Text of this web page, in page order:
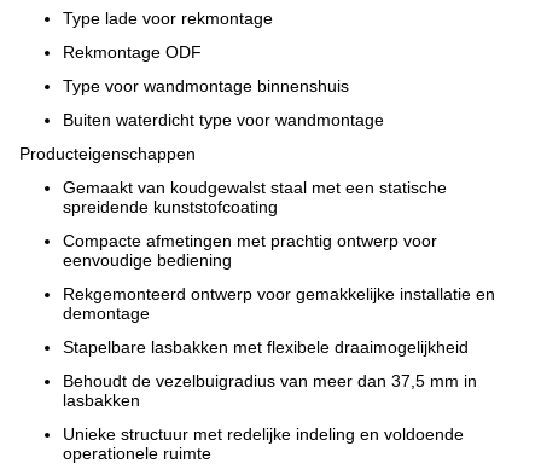
Type lade voor rekmontage
Rekmontage ODF
Type voor wandmontage binnenshuis
Buiten waterdicht type voor wandmontage
Producteigenschappen
Gemaakt van koudgewalst staal met een statische
spreidende kunststofcoating
Compacte afmetingen met prachtig ontwerp voor
eenvoudige bediening
Rekgemonteerd ontwerp voor gemakkelijke installatie en
demontage
Stapelbare lasbakken met flexibele draaimogelijkheid
Behoudt de vezelbuigradius van meer dan 37,5 mm in
lasbakken
Unieke structuur met redelijke indeling en voldoende
operationele ruimte